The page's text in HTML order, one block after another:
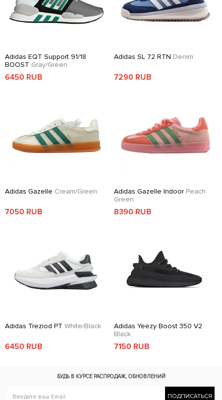
Adidas EQT Support 91/18
BOOST Gray/Green
6450 RUB
Adidas SL 72 RTN Denim
7290 RUB
Adidas Gazelle Cream/Green
7050 RUB
Adidas Gazelle Indoor Peach
Green
8390 RUB
Adidas Treziod PT White/Black
6450 RUB
Adidas Yeezy Boost 350 V2
Black
7150 RUB
БУДЬ В КУРСЕ РАСПРОДАЖ, ОБНОВЛЕНИЙ
ПОДПИСАТЬСЯ